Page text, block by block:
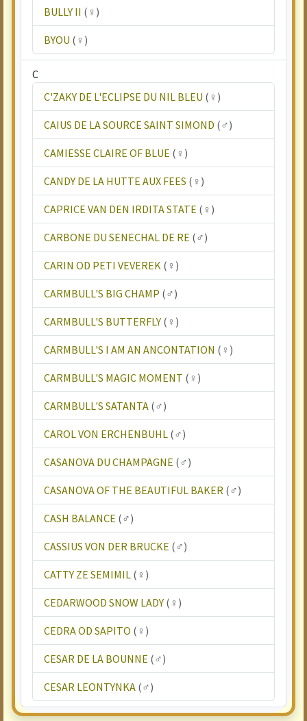
BULLY II (♀)
BYOU (♀)
C
C'ZAKY DE L'ECLIPSE DU NIL BLEU (♀)
CAIUS DE LA SOURCE SAINT SIMOND (♂)
CAMIESSE CLAIRE OF BLUE (♀)
CANDY DE LA HUTTE AUX FEES (♀)
CAPRICE VAN DEN IRDITA STATE (♀)
CARBONE DU SENECHAL DE RE (♂)
CARIN OD PETI VEVEREK (♀)
CARMBULL'S BIG CHAMP (♂)
CARMBULL'S BUTTERFLY (♀)
CARMBULL'S I AM AN ANCONTATION (♀)
CARMBULL'S MAGIC MOMENT (♀)
CARMBULL'S SATANTA (♂)
CAROL VON ERCHENBUHL (♂)
CASANOVA DU CHAMPAGNE (♂)
CASANOVA OF THE BEAUTIFUL BAKER (♂)
CASH BALANCE (♂)
CASSIUS VON DER BRUCKE (♂)
CATTY ZE SEMIMIL (♀)
CEDARWOOD SNOW LADY (♀)
CEDRA OD SAPITO (♀)
CESAR DE LA BOUNNE (♂)
CESAR LEONTYNKA (♂)